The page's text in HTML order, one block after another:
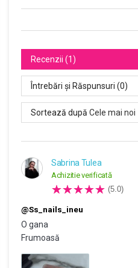
Recenzii (1)
Întrebări și Răspunsuri (0)
Sortează după Cele mai noi
Sabrina Tulea
Achizitie verificată
(5.0)
@ss_nails_ineu
O gana
Frumoasă